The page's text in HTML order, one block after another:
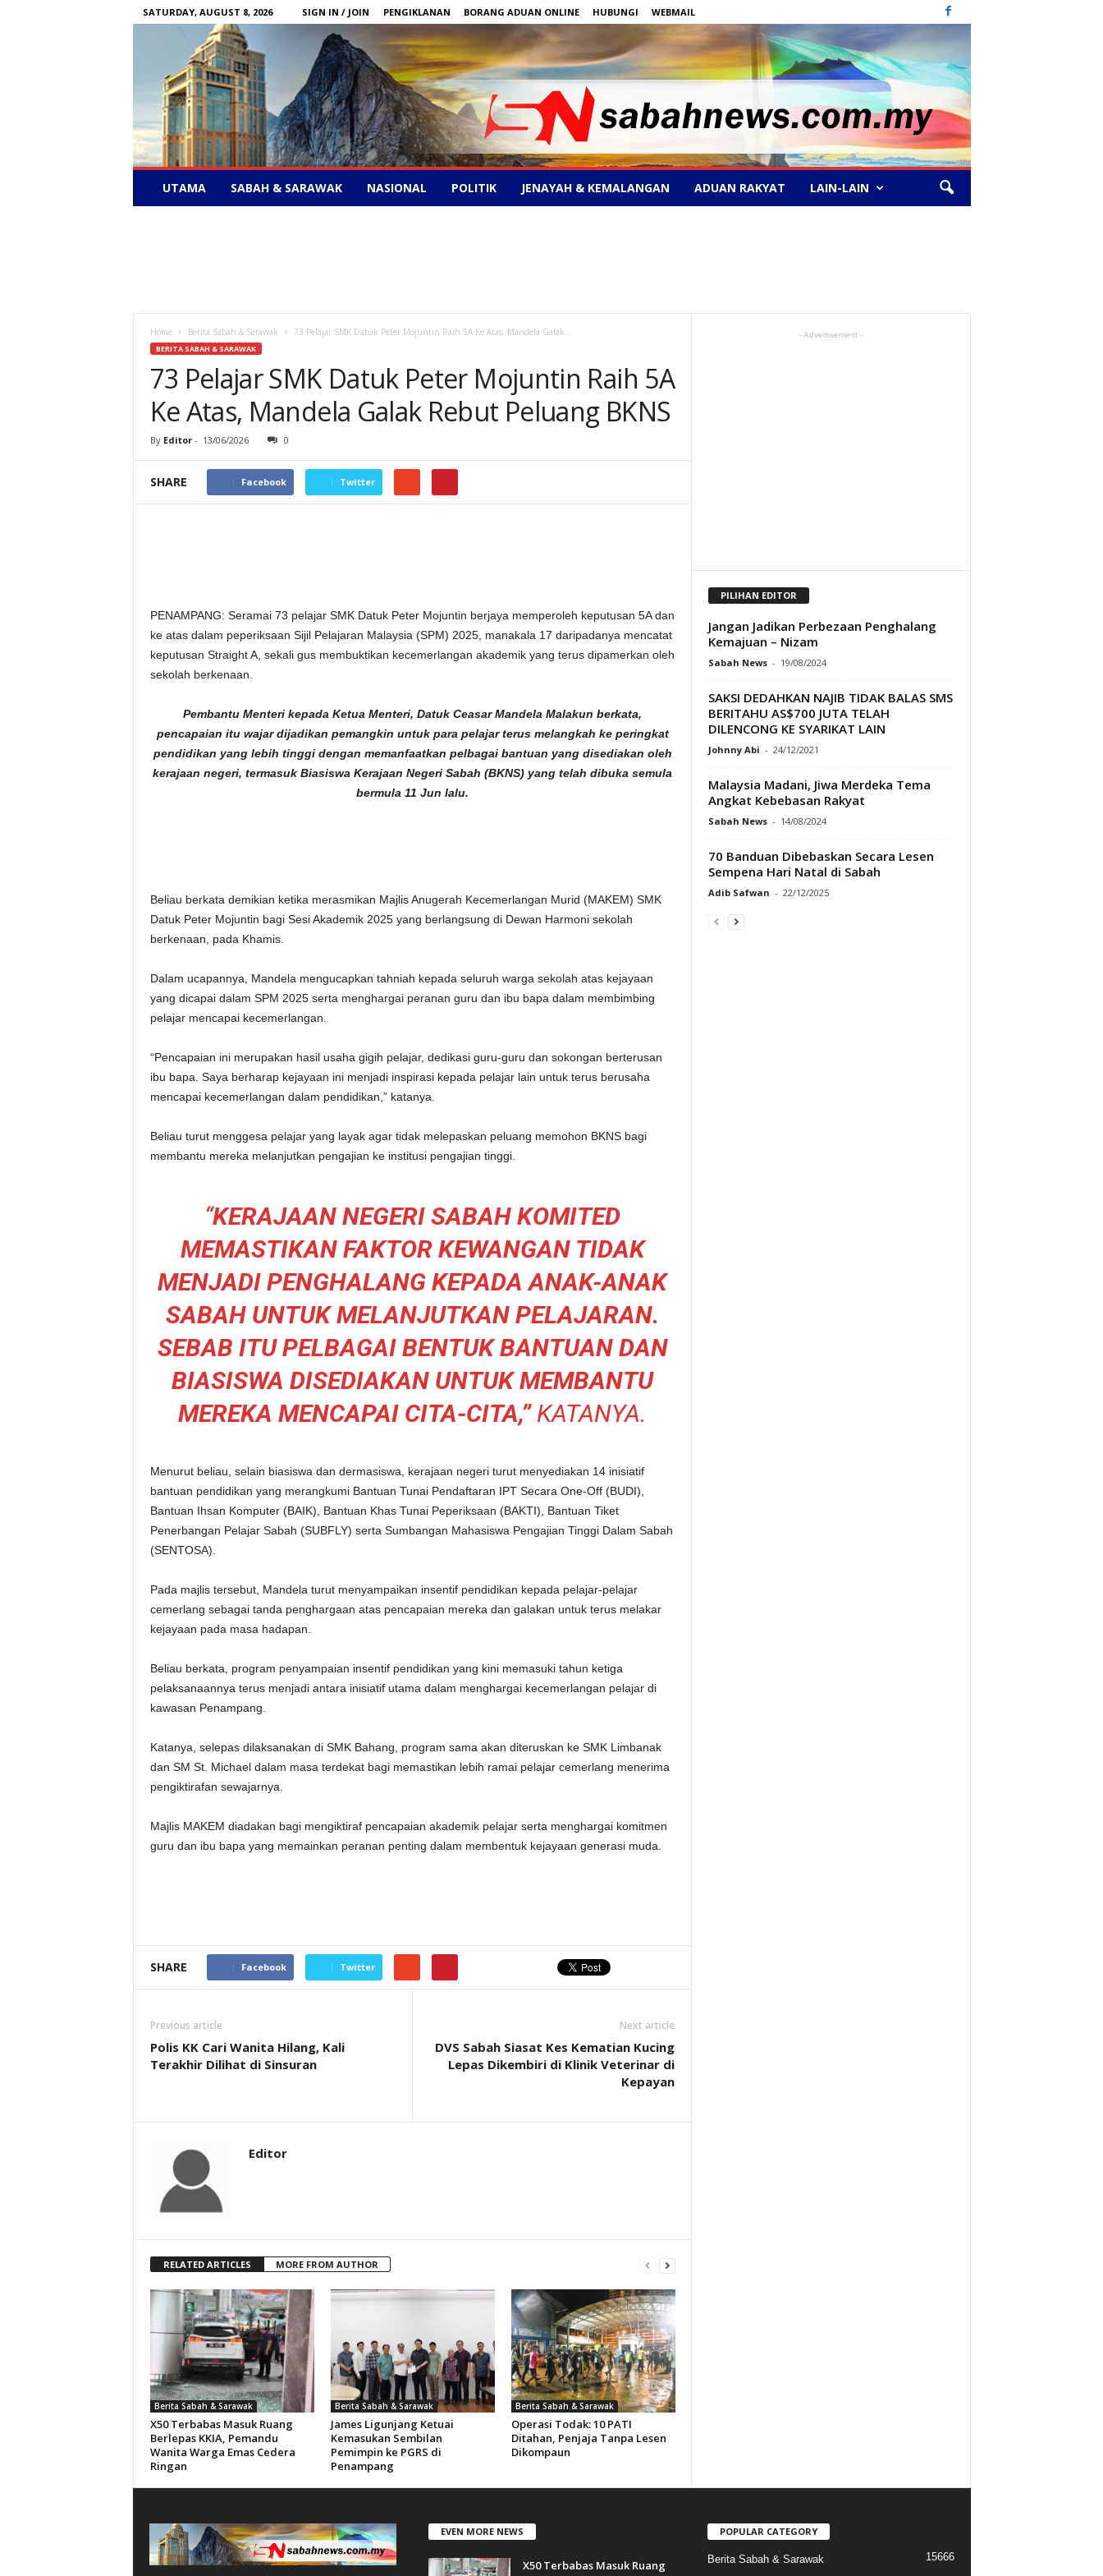
SATURDAY, AUGUST 8, 2026 SIGN IN / JOIN PENGIKLANAN BORANG ADUAN ONLINE HUBUNGI WEBMAIL
–
UTAMA SABAH & SARAWAK NASIONAL POLITIK JENAYAH & KEMALANGAN ADUAN RAKYAT LAIN-LAIN
Home Berita Sabah & Sarawak 73 Pelajar SMK Datuk Peter Mojuntin Raih 5A Ke Atas, Mandela Galak...
BERITA SABAH & SARAWAK
73 Pelajar SMK Datuk Peter Mojuntin Raih 5A
Ke Atas, Mandela Galak Rebut Peluang BKNS
By Editor- 13/06/2026 0
SHARE Facebook Twitter
PENAMPANG: Seramai 73 pelajar SMK Datuk Peter Mojuntin berjaya memperoleh keputusan 5A dan
ke atas dalam peperiksaan Sijil Pelajaran Malaysia (SPM) 2025, manakala 17 daripadanya mencatat
keputusan Straight A, sekali gus membuktikan kecemerlangan akademik yang terus dipamerkan oleh
sekolah berkenaan.
Pembantu Menteri kepada Ketua Menteri, Datuk Ceasar Mandela Malakun berkata,
pencapaian itu wajar dijadikan pemangkin untuk para pelajar terus melangkah ke peringkat
pendidikan yang lebih tinggi dengan memanfaatkan pelbagai bantuan yang disediakan oleh
kerajaan negeri, termasuk Biasiswa Kerajaan Negeri Sabah (BKNS) yang telah dibuka semula
bermula 11 Jun lalu.
Beliau berkata demikian ketika merasmikan Majlis Anugerah Kecemerlangan Murid (MAKEM) SMK
Datuk Peter Mojuntin bagi Sesi Akademik 2025 yang berlangsung di Dewan Harmoni sekolah
berkenaan, pada Khamis.
Dalam ucapannya, Mandela mengucapkan tahniah kepada seluruh warga sekolah atas kejayaan
yang dicapai dalam SPM 2025 serta menghargai peranan guru dan ibu bapa dalam membimbing
pelajar mencapai kecemerlangan.
“Pencapaian ini merupakan hasil usaha gigih pelajar, dedikasi guru-guru dan sokongan berterusan
ibu bapa. Saya berharap kejayaan ini menjadi inspirasi kepada pelajar lain untuk terus berusaha
mencapai kecemerlangan dalam pendidikan,” katanya.
Beliau turut menggesa pelajar yang layak agar tidak melepaskan peluang memohon BKNS bagi
membantu mereka melanjutkan pengajian ke institusi pengajian tinggi.
“KERAJAAN NEGERI SABAH KOMITED
MEMASTIKAN FAKTOR KEWANGAN TIDAK
MENJADI PENGHALANG KEPADA ANAK-ANAK
SABAH UNTUK MELANJUTKAN PELAJARAN.
SEBAB ITU PELBAGAI BENTUK BANTUAN DAN
BIASISWA DISEDIAKAN UNTUK MEMBANTU
MEREKA MENCAPAI CITA-CITA,”KATANYA.
Menurut beliau, selain biasiswa dan dermasiswa, kerajaan negeri turut menyediakan 14 inisiatif
bantuan pendidikan yang merangkumi Bantuan Tunai Pendaftaran IPT Secara One-Off (BUDI),
Bantuan Ihsan Komputer (BAIK), Bantuan Khas Tunai Peperiksaan (BAKTI), Bantuan Tiket
Penerbangan Pelajar Sabah (SUBFLY) serta Sumbangan Mahasiswa Pengajian Tinggi Dalam Sabah
(SENTOSA).
Pada majlis tersebut, Mandela turut menyampaikan insentif pendidikan kepada pelajar-pelajar
cemerlang sebagai tanda penghargaan atas pencapaian mereka dan galakan untuk terus melakar
kejayaan pada masa hadapan.
Beliau berkata, program penyampaian insentif pendidikan yang kini memasuki tahun ketiga
pelaksanaannya terus menjadi antara inisiatif utama dalam menghargai kecemerlangan pelajar di
kawasan Penampang.
Katanya, selepas dilaksanakan di SMK Bahang, program sama akan diteruskan ke SMK Limbanak
dan SM St. Michael dalam masa terdekat bagi memastikan lebih ramai pelajar cemerlang menerima
pengiktirafan sewajarnya.
Majlis MAKEM diadakan bagi mengiktiraf pencapaian akademik pelajar serta menghargai komitmen
guru dan ibu bapa yang memainkan peranan penting dalam membentuk kejayaan generasi muda.
SHARE Facebook Twitter
Previous article
Polis KK Cari Wanita Hilang, Kali
Terakhir Dilihat di Sinsuran
Next article
DVS Sabah Siasat Kes Kematian Kucing
Lepas Dikembiri di Klinik Veterinar di
Kepayan
Editor
RELATED ARTICLES MORE FROM AUTHOR
Berita Sabah & Sarawak
X50 Terbabas Masuk Ruang
Berlepas KKIA, Pemandu
Wanita Warga Emas Cedera
Ringan
Berita Sabah & Sarawak
James Ligunjang Ketuai
Kemasukan Sembilan
Pemimpin ke PGRS di
Penampang
Berita Sabah & Sarawak
Operasi Todak: 10 PATI
Ditahan, Penjaja Tanpa Lesen
Dikompaun
- Advertisement -
PILIHAN EDITOR
Jangan Jadikan Perbezaan Penghalang
Kemajuan – Nizam
Sabah News - 19/08/2024
SAKSI DEDAHKAN NAJIB TIDAK BALAS SMS
BERITAHU AS$700 JUTA TELAH
DILENCONG KE SYARIKAT LAIN
Johnny Abi - 24/12/2021
Malaysia Madani, Jiwa Merdeka Tema
Angkat Kebebasan Rakyat
Sabah News - 14/08/2024
70 Banduan Dibebaskan Secara Lesen
Sempena Hari Natal di Sabah
Adib Safwan - 22/12/2025
EVEN MORE NEWS
X50 Terbabas Masuk Ruang
POPULAR CATEGORY
Berita Sabah & Sarawak
15666